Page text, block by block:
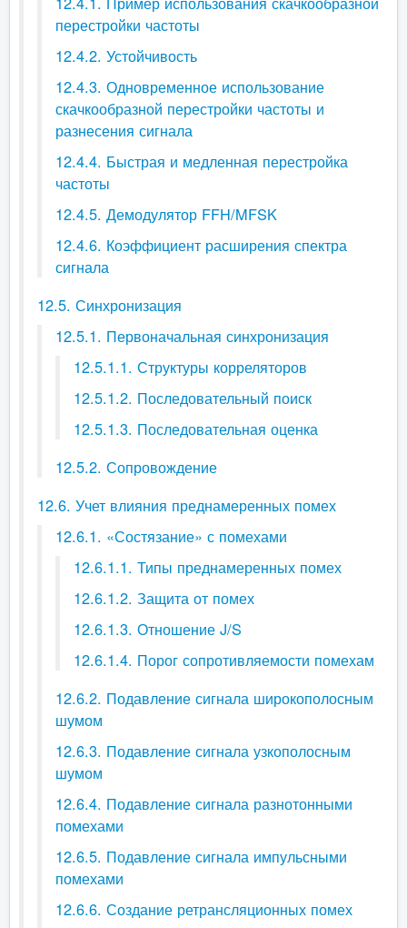
перестройки частоты
12.4.2. Устойчивость
12.4.3. Одновременное использование
скачкообразной перестройки частоты и
разнесения сигнала
12.4.4. Быстрая и медленная перестройка
частоты
12.4.5. Демодулятор FFH/MFSK
12.4.6. Коэффициент расширения спектра
сигнала
12.5. Синхронизация
12.5.1. Первоначальная синхронизация
12.5.1.1. Структуры корреляторов
12.5.1.2. Последовательный поиск
12.5.1.3. Последовательная оценка
12.5.2. Сопровождение
12.6. Учет влияния преднамеренных помех
12.6.1. «Состязание» с помехами
12.6.1.1. Типы преднамеренных помех
12.6.1.2. Защита от помех
12.6.1.3. Отношение J/S
12.6.1.4. Порог сопротивляемости помехам
12.6.2. Подавление сигнала широкополосным
шумом
12.6.3. Подавление сигнала узкополосным
шумом
12.6.4. Подавление сигнала разнотонными
помехами
12.6.5. Подавление сигнала импульсными
помехами
12.6.6. Создание ретрансляционных помех